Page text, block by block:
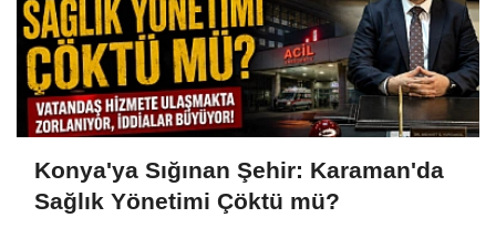
Konya'ya Sığınan Şehir: Karaman'da
Sağlık Yönetimi Çöktü mü?